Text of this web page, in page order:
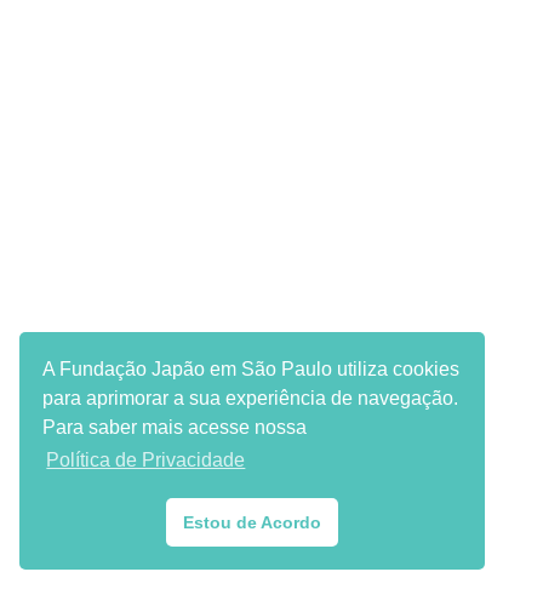
A Fundação Japão em São Paulo utiliza cookies
para aprimorar a sua experiência de navegação.
Para saber mais acesse nossa
Política de Privacidade
Estou de Acordo